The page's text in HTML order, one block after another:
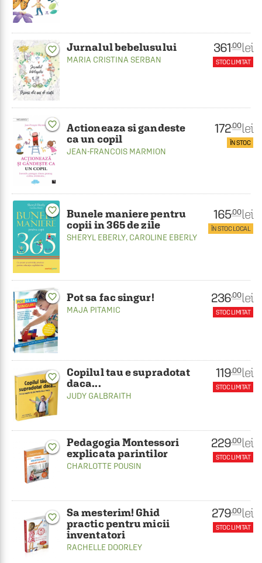
favorite_border Jurnalul bebelusului
MARIA CRISTINA SERBAN
361.00 lei
STOC LIMITAT
favorite_border
Actioneaza si gandeste
ca un copil
JEAN-FRANCOIS MARMION
172.00 lei
ÎN STOC
favorite_border
Bunele maniere pentru
copii in 365 de zile
SHERYL EBERLY, CAROLINE EBERLY
165.00 lei
ÎN STOC LOCAL
favorite_border Pot sa fac singur!
MAJA PITAMIC
236.00 lei
STOC LIMITAT
favorite_border
Copilul tau e supradotat
daca...
JUDY GALBRAITH
119.00 lei
STOC LIMITAT
favorite_border
Pedagogia Montessori
explicata parintilor
CHARLOTTE POUSIN
229.00 lei
STOC LIMITAT
favorite_border
Sa mesterim! Ghid
practic pentru micii
inventatori
RACHELLE DOORLEY
279.00 lei
STOC LIMITAT